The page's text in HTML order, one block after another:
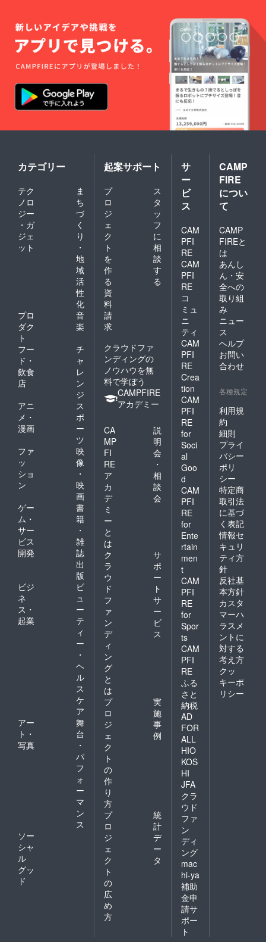
カテゴリー
テク
ノロ
ジー
・ガ
ジェ
ット
ま
ち
づ
く
り
・
地
域
活
性
化
プロ
ダク
ト
音
楽
フー
ド・
飲食
店
チ
ャ
レ
ン
ジ
アニ
メ・
漫画
ス
ポ
ー
ツ
ファ
ッ
ショ
ン
映
像
・
映
画
ゲー
ム・
サー
ビス
開発
書
籍
・
雑
誌
出
版
ビジ
ネ
ス・
起業
ビ
ュ
ー
テ
ィ
ー
・
ヘ
ル
ス
ケ
ア
アー
ト・
写真
舞
台
・
パ
フ
ォ
ー
マ
ン
ス
ソー
シャ
ル
グッ
ド
起案サポート
プ
ロ
ジ
ェ
ク
ト
を
作
る
ス
タ
ッ
フ
に
相
談
す
る
資
料
請
求
クラウドファ
ンディングの
ノウハウを無
料で学ぼう
CAMPFIRE
アカデミー
CA
MP
FI
RE
ア
カ
デ
ミ
ー
と
は
説
明
会
・
相
談
会
ク
ラ
ウ
ド
フ
ァ
ン
デ
ィ
ン
グ
と
は
サ
ポ
ー
ト
サ
ー
ビ
ス
プ
ロ
ジ
ェ
ク
ト
の
作
り
方
実
施
事
例
プ
ロ
ジ
ェ
ク
ト
の
広
め
方
統
計
デ
ー
タ
サ
ー
ビ
ス
CAM
PFI
RE
CAM
PFI
RE
コ
ミュ
ニ
ティ
CAM
PFI
RE
Crea
tion
CAM
PFI
RE
for
Soci
al
Goo
d
CAM
PFI
RE
for
Ente
rtain
men
t
CAM
PFI
RE
for
Spor
ts
CAM
PFI
RE
ふる
さと
納税
AD
FOR
ALL
HIO
KOS
HI
JFA
クラ
ウド
ファ
ン
ディ
ング
mac
hi-ya
補助
金申
請サ
ポー
ト
CAMP
FIRE
につい
て
CAMP
FIREと
は
あんし
ん・安
全への
取り組
み
ニュー
ス
ヘルプ
お問い
合わせ
各種規定
利用規
約
細則
プライ
バシー
ポリ
シー
特定商
取引法
に基づ
く表記
情報セ
キュリ
ティ方
針
反社基
本方針
カスタ
マーハ
ラスメ
ントに
対する
考え方
クッ
キーポ
リシー